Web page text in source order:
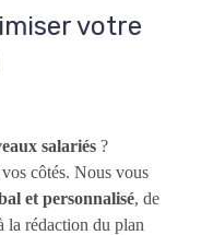
votre
salariés ?
côtés. Nous vous
et personnalisé, de
la rédaction du plan